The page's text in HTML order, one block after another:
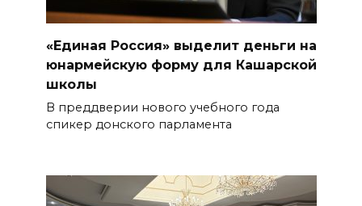
«Единая Россия» выделит деньги на
юнармейскую форму для Кашарской
школы
В преддверии нового учебного года
спикер донского парламента